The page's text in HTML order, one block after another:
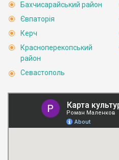
Бахчисарайський район
Євпаторія
Керч
Красноперекопський
район
Севастополь